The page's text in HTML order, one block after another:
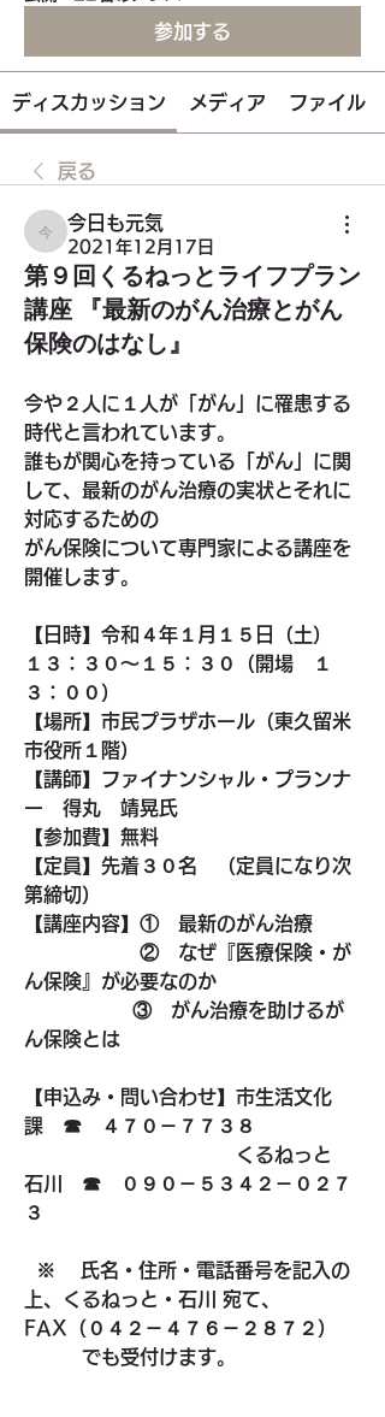
参加する
ディスカッション メディア ファイル
戻る
今日も元気
今日も元気
2021年12月17日
第９回くるねっとライフプラン
講座 『最新のがん治療とがん
保険のはなし』
今や２人に１人が「がん」に罹患する
時代と言われています。
誰もが関心を持っている「がん」に関
して、最新のがん治療の実状とそれに
対応するための
がん保険について専門家による講座を
開催します。
【日時】令和４年１月１５日（土）
１３：３０～１５：３０（開場　１
３：００）
【場所】市民プラザホール（東久留米
市役所１階）
【講師】ファイナンシャル・プランナ
ー　得丸　靖晃氏
【参加費】無料
【定員】先着３０名　（定員になり次
第締切）
【講座内容】①　最新のがん治療
②　なぜ『医療保険・が
ん保険』が必要なのか
ん保険とは
【申込み・問い合わせ】市生活文化
課　☎　４７０－７７３８
くるねっと
石川　☎　０９０－５３４２－０２７
３
上、くるねっと・石川 宛て、
でも受付けます。